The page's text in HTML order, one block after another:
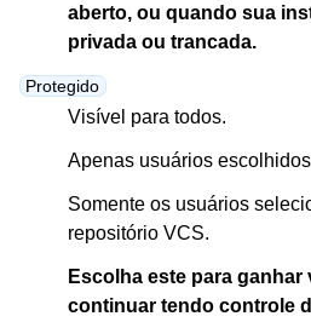
aberto, ou quando sua
privada ou trancada.
Protegido
Visível para todos.
Apenas usuários
Somente os usuários
repositório VCS.
Escolha este para
continuar tendo controle